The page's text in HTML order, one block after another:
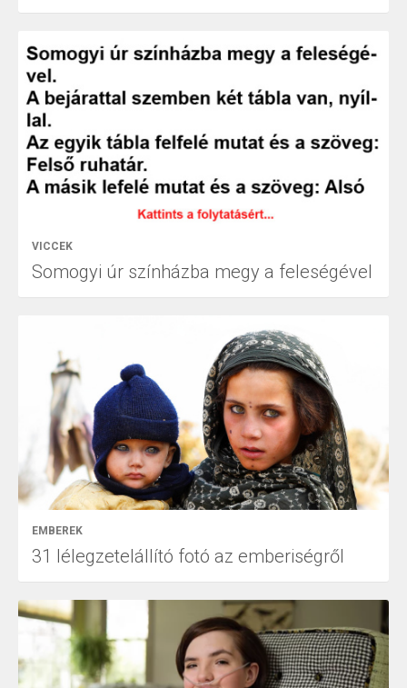
VICCEK
Somogyi úr színházba megy a feleségével
EMBEREK
31 lélegzetelállító fotó az emberiségről